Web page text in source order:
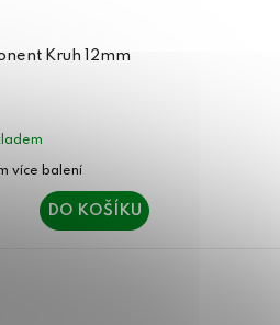
Kruh 12mm
DO KOŠÍKU